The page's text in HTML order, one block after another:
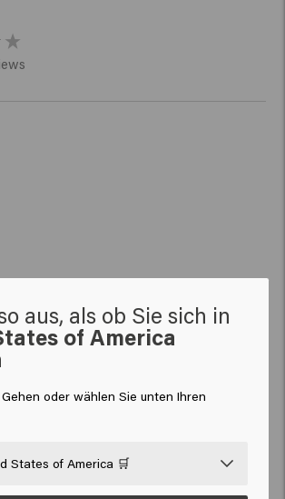
Haargefühl!
aus, als ob Sie sich in
of America
oder wählen Sie unten Ihren
States of America 🛒